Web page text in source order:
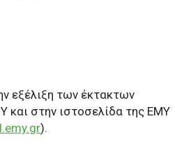
εξέλιξη των έκτακτων
και στην ιστοσελίδα της ΕΜΥ
).